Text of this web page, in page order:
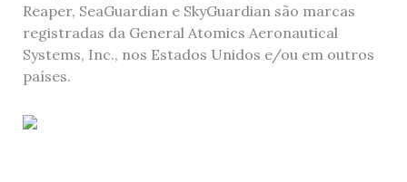
Reaper, SeaGuardian e SkyGuardian são marcas
registradas da General Atomics Aeronautical
Systems, Inc., nos Estados Unidos e/ou em outros
países.